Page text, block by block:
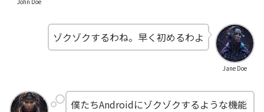
Jane Doe
ゾクゾクするわね。早く初めるわよ
僕たちAndroidにゾクゾクするような機能